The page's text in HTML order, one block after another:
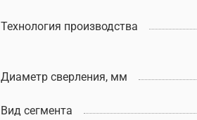
Технология производства
Диаметр сверления, мм
Вид сегмента